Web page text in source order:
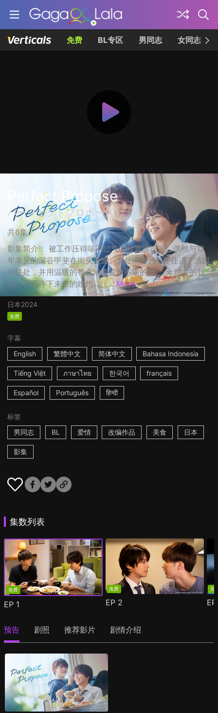
免费 BL专区 男同志 女同志
Perfect Propose
パーフェクトプロポーズ
共6集
影集简介： 被工作压得喘不过气的社畜渡浩国，偶然与12
年未见的深谷甲斐在街头重逢。无处可去的甲斐住进了浩国
的住处，并用温暖的餐食治癒疲惫不堪的他。 ☆过去的我
们，早已许下未来的婚约…… ... More
日本2024
免费
字幕
English
繁體中文 简体中文 Bahasa Indonesia
Tiếng Việt ภาษาไทย 한국어 français
Español Português हिन्दी
标签
男同志
BL 爱情 改编作品 美食 日本
影集
集数列表
免费
EP 1
免费
EP 2
免
预告 剧照 推荐影片 剧情介绍